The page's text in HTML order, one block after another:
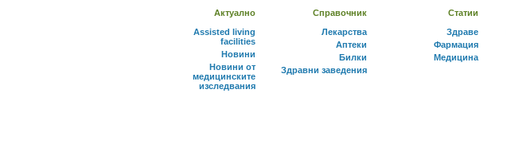
Актуално
Assisted living
facilities
Новини
Новини от
медицинските
изследвания
Справочник
Лекарства
Аптеки
Билки
Здравни заведения
Статии
Здраве
Фармация
Медицина